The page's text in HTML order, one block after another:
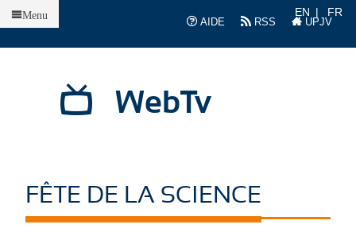
AIDE
RSS UPJV
EN FR
WebTv
Menu
FÊTE DE LA SCIENCE